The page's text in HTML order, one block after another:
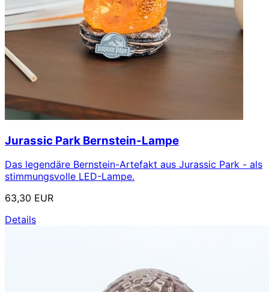
Jurassic Park Bernstein-Lampe
Das legendäre Bernstein-Artefakt aus Jurassic Park - als
stimmungsvolle LED-Lampe.
63,30 EUR
Details